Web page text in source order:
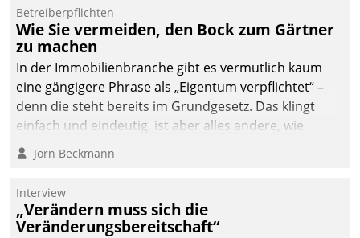
Dialogführung ermöglicht
dem externen
Serviceteam, Anrufe von
Mietenden zügiger und
effizienter zu bearbeiten.
Betreiberpflichten
Wie Sie vermeiden, den Bock zum Gärtner
zu machen
In der Immobilienbranche gibt es vermutlich kaum
eine gängigere Phrase als „Eigentum verpflichtet“ –
denn die steht bereits im Grundgesetz. Das klingt
einfach und eindeutig, ist aber alles andere, wie
Branchenbeschäftigte wissen. Denn mit der
Verantwortung folgen Verpflichtungen.
Jörn Beckmann
Interview
„Verändern muss sich die
Veränderungsbereitschaft“